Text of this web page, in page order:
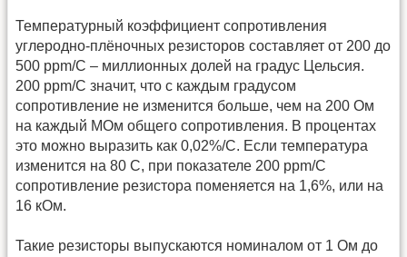
Температурный коэффициент сопротивления
углеродно-плёночных резисторов составляет от 200 до
500 ppm/C – миллионных долей на градус Цельсия.
200 ppm/C значит, что с каждым градусом
сопротивление не изменится больше, чем на 200 Ом
на каждый МОм общего сопротивления. В процентах
это можно выразить как 0,02%/C. Если температура
изменится на 80 С, при показателе 200 ppm/C
сопротивление резистора поменяется на 1,6%, или на
16 кОм.
Такие резисторы выпускаются номиналом от 1 Ом до